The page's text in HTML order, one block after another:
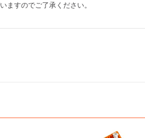
ますのでご了承ください。